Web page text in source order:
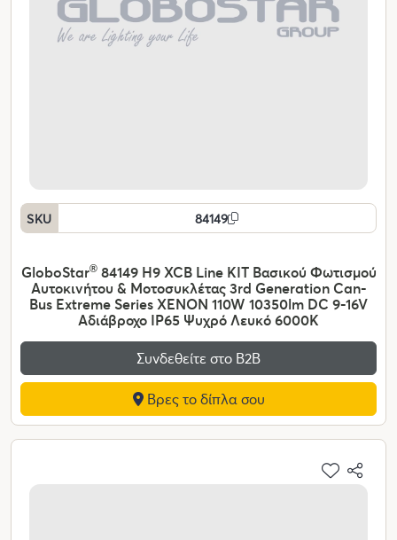
SKU 84149
GloboStar®84149 H9 XCB Line KIT Βασικού Φωτισμού
Αυτοκινήτου & Μοτοσυκλέτας 3rd Generation Can-
Bus Extreme Series XENON 110W 10350lm DC 9-16V
Αδιάβροχο IP65 Ψυχρό Λευκό 6000K
Συνδεθείτε στο Β2Β
Βρες το δίπλα σου